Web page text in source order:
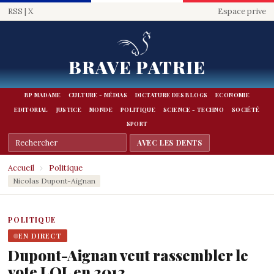
RSS | X Espace prive
BRAVE PATRIE
BP MADAME CULTURE - MÉDIAS DICTATURE DES BLOGS
ECONOMIE
EDITORIAL
JUSTICE MONDE POLITIQUE SCIENCE - TECHNO
SOCIÉTÉ
SPORT
Accueil › Politique
Nicolas Dupont-Aignan
POLITIQUE
EN DIRECT
Dupont-Aignan veut rassembler le